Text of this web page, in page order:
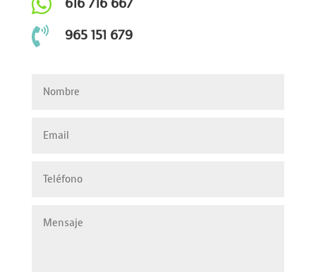
 965 151 679